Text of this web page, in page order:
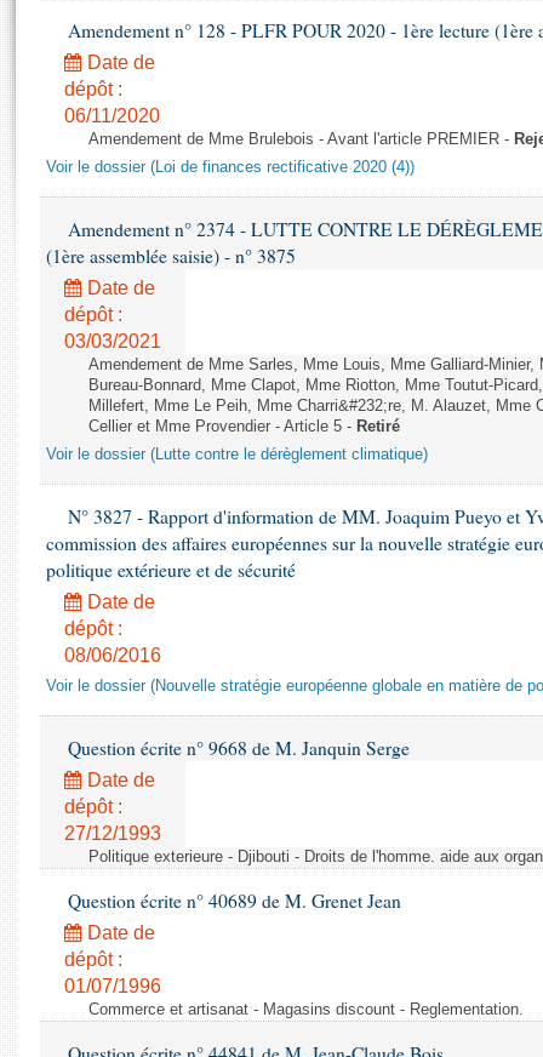
Propositions de loi
Amendements
Textes adoptés
Dossiers législatifs
Budget et sécurité sociale
Questions écrites et orales
Comptes rendus des débats
Histoire
Juniors
Anciennes législatures
Liens vers les sites publics
Photos libres de droit
Amendement n° 128 - PLFR POUR 2020 - 1ère lecture (1ère
Date de
dépôt :
06/11/2020
Amendement de Mme Brulebois - Avant l'article PREMIER -
Voir le dossier (Loi de finances rectificative 2020 (4))
Amendement n° 2374 - LUTTE CONTRE LE
(1ère assemblée saisie) - n° 3875
Date de
dépôt :
03/03/2021
Amendement de Mme Sarles, Mme Louis, Mme Galliard-
Bureau-Bonnard, Mme Clapot, Mme Riotton, Mme Toutut-
Millefert, Mme Le Peih, Mme Charri&#232;re, M. Alauzet, Mme
Cellier et Mme Provendier - Article 5 - Retiré
Voir le dossier (Lutte contre le dérèglement climatique)
N° 3827 - Rapport d'information de MM. Joaquim Pueyo et
commission des affaires européennes sur la nouvelle stratégie
politique extérieure et de sécurité
Date de
dépôt :
08/06/2016
Voir le dossier (Nouvelle stratégie européenne globale en matière de
Question écrite n° 9668 de M. Janquin Serge
Date de
dépôt :
27/12/1993
Politique exterieure - Djibouti - Droits de l'homme. aide aux
Question écrite n° 40689 de M. Grenet Jean
Date de
dépôt :
01/07/1996
Commerce et artisanat - Magasins discount - Reglementation.